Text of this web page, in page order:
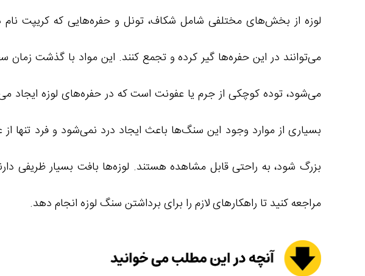
لوزه از بخش‌های مختلفی شامل شکاف، تونل و حفره‌هایی که کریپت نام
می‌توانند در این حفره‌ها گیر کرده و تجمع کنند. این مواد با گذشت
می‌شود، توده کوچکی از جرم یا عفونت است که در حفره‌های لوزه ایجاد
بسیاری از موارد وجود این سنگ‌ها باعث ایجاد درد نمی‌شود و فرد تنها
بزرگ شود، به راحتی قابل مشاهده هستند. لوزه‌ها بافت بسیار
مراجعه کنید تا راهکارهای لازم را برای برداشتن سنگ لوزه انجام دهد.